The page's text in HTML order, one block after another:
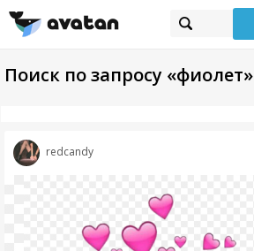
Поиск по запросу «фиолет»
redcandy